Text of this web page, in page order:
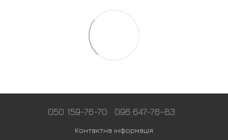
050 159-76-70 096 647-76-83
Контактна інформація